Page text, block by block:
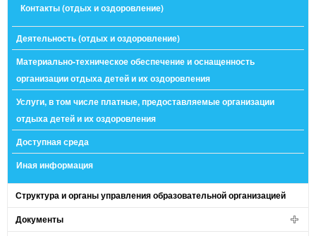
Контакты (отдых и оздоровление)
Деятельность (отдых и оздоровление)
Материально-техническое обеспечение и оснащенность
организации отдыха детей и их оздоровления
Услуги, в том числе платные, предоставляемые организации
отдыха детей и их оздоровления
Доступная среда
Иная информация
Структура и органы управления образовательной организацией
Документы